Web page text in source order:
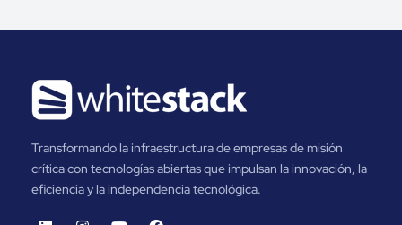
Transformando la infraestructura de empresas de misión
crítica con tecnologías abiertas que impulsan la innovación, la
eficiencia y la independencia tecnológica.